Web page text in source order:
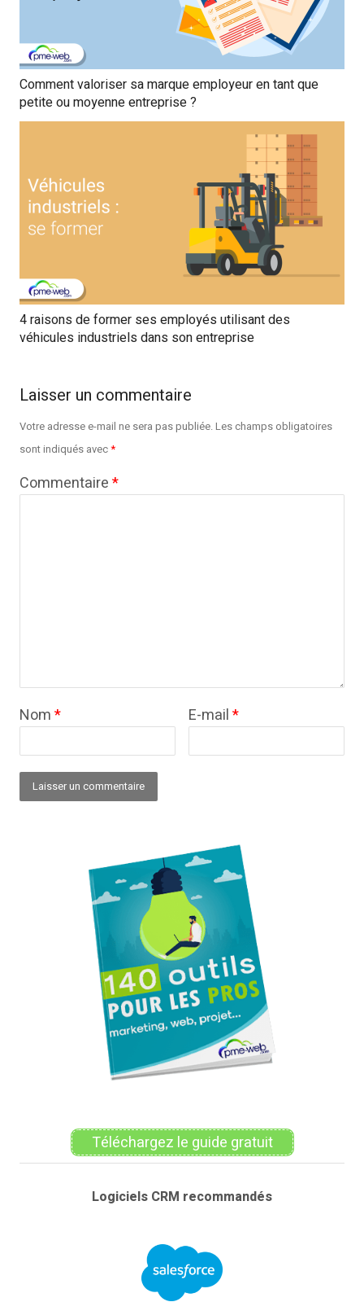
Comment valoriser sa marque employeur en tant que
petite ou moyenne entreprise ?
4 raisons de former ses employés utilisant des
véhicules industriels dans son entreprise
Laisser un commentaire
Votre adresse e-mail ne sera pas publiée.Les champs obligatoires
sont indiqués avec*
Commentaire*
Nom* E-mail*
Téléchargez le guide gratuit
Logiciels CRM recommandés